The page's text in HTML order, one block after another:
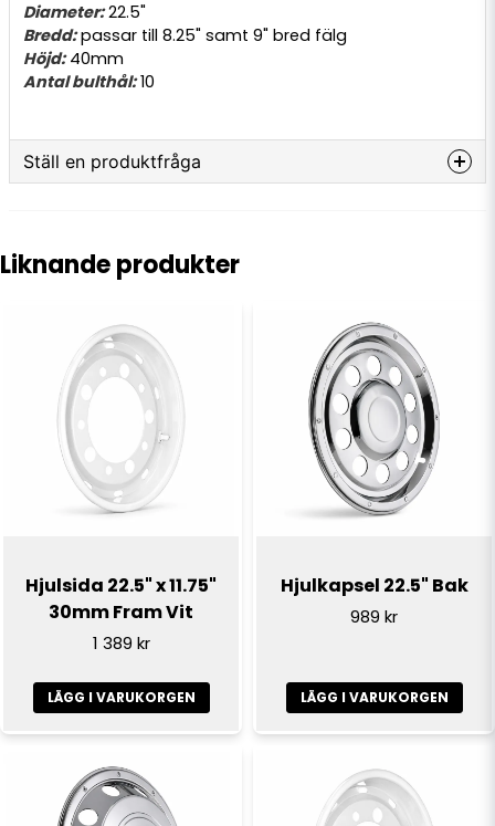
Diameter:22.5"
Bredd:passar till 8.25" samt 9" bred fälg
Höjd:40mm
Antal bulthål:10
Ställ en produktfråga
email
E-postadress
Skicka fråga
Liknande produkter
Hjulsida 22.5" x 11.75"
30mm Fram Vit
1 389 kr
LÄGG I VARUKORGEN
Hjulkapsel 22.5" Bak
989 kr
LÄGG I VARUKORGEN